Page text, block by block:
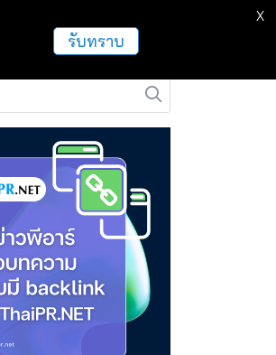
ฝากข่าวประชาสัมพันธ์
รับทราบ
X